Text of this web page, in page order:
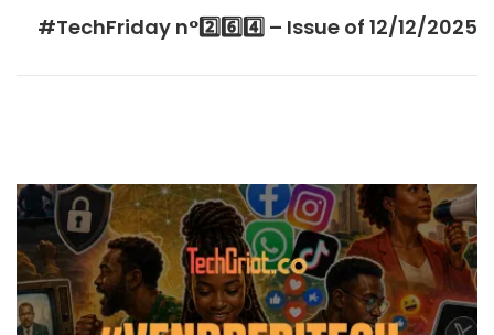
#TechFriday n°2️⃣6️⃣4️⃣ – Issue of 12/12/2025